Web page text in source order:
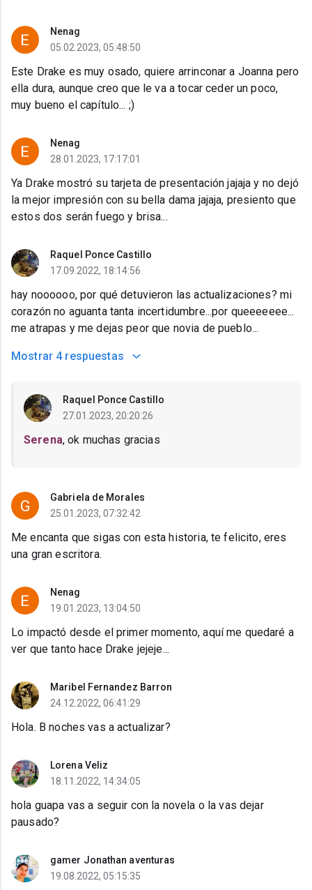
Nenag
05.02.2023, 05:48:50
Este Drake es muy osado, quiere arrinconar a Joanna pero
ella dura, aunque creo que le va a tocar ceder un poco,
muy bueno el capítulo... ;)
Nenag
28.01.2023, 17:17:01
Ya Drake mostró su tarjeta de presentación jajaja y no dejó
la mejor impresión con su bella dama jajaja, presiento que
estos dos serán fuego y brisa...
Raquel Ponce Castillo
17.09.2022, 18:14:56
hay noooooo, por qué detuvieron las actualizaciones? mi
corazón no aguanta tanta incertidumbre...por queeeeeee...
me atrapas y me dejas peor que novia de pueblo...
Mostrar 4 respuestas
Raquel Ponce Castillo
27.01.2023, 20:20:26
Serena, ok muchas gracias
Gabriela de Morales
25.01.2023, 07:32:42
Me encanta que sigas con esta historia, te felicito, eres
una gran escritora.
Nenag
19.01.2023, 13:04:50
Lo impactó desde el primer momento, aquí me quedaré a
ver que tanto hace Drake jejeje...
Maribel Fernandez Barron
24.12.2022, 06:41:29
Hola. B noches vas a actualizar?
Lorena Veliz
18.11.2022, 14:34:05
hola guapa vas a seguir con la novela o la vas dejar
pausado?
gamer Jonathan aventuras
19.08.2022, 05:15:35